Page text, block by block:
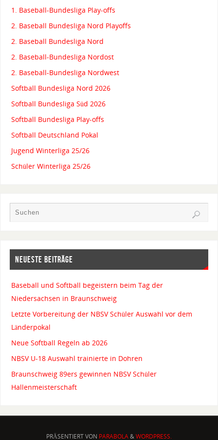
1. Baseball-Bundesliga Play-offs
2. Baseball Bundesliga Nord Playoffs
2. Baseball Bundesliga Nord
2. Baseball-Bundesliga Nordost
2. Baseball-Bundesliga Nordwest
Softball Bundesliga Nord 2026
Softball Bundesliga Süd 2026
Softball Bundesliga Play-offs
Softball Deutschland Pokal
Jugend Winterliga 25/26
Schüler Winterliga 25/26
NEUESTE BEITRÄGE
Baseball und Softball begeistern beim Tag der
Niedersachsen in Braunschweig
Letzte Vorbereitung der NBSV Schüler Auswahl vor dem
Länderpokal
Neue Softball Regeln ab 2026
NBSV U-18 Auswahl trainierte in Dohren
Braunschweig 89ers gewinnen NBSV Schüler
Hallenmeisterschaft
PRÄSENTIERT VON PARABOLA&WORDPRESS.